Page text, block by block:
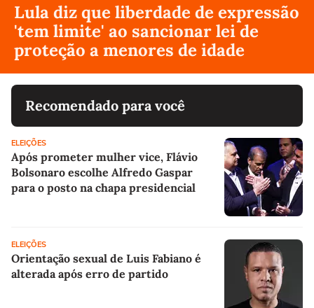
Lula diz que liberdade de expressão
'tem limite' ao sancionar lei de
proteção a menores de idade
Recomendado para você
ELEIÇÕES
Após prometer mulher vice, Flávio
Bolsonaro escolhe Alfredo Gaspar
para o posto na chapa presidencial
ELEIÇÕES
Orientação sexual de Luis Fabiano é
alterada após erro de partido